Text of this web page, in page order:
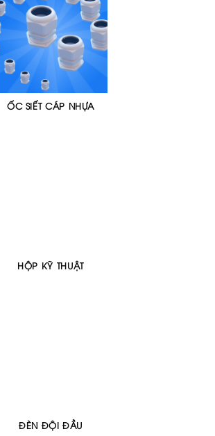
ỐC SIẾT CÁP NHỰA
HỘP KỸ THUẬT
ĐÈN ĐỘI ĐẦU